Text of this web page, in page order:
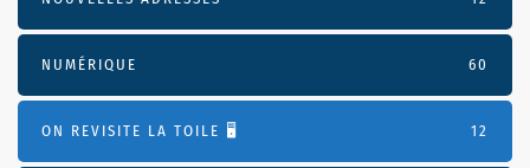
NUMÉRIQUE 60
ON REVISITE LA TOILE 🖥️ 12